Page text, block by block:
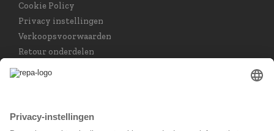
Cookie Policy
Privacy instellingen
Verkoopsvoorwaarden
Retour onderdelen
Nederlands